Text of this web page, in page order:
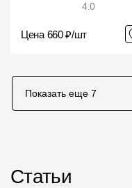
4.0
Цена 660 ₽/шт
Показать еще 7
Статьи